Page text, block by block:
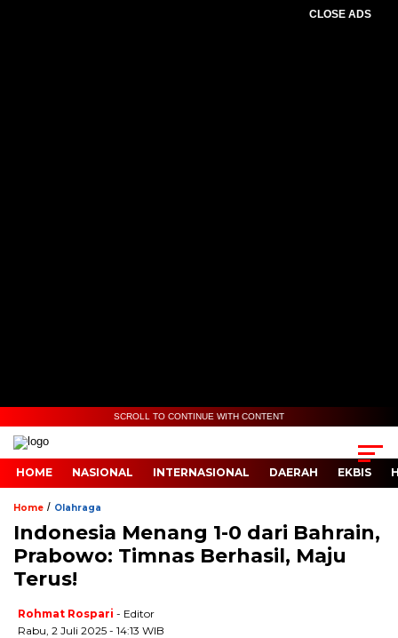
CLOSE ADS
SCROLL TO CONTINUE WITH CONTENT
HOME NASIONAL INTERNASIONAL DAERAH EKBIS
Home / Olahraga
Indonesia Menang 1-0 dari Bahrain,
Prabowo: Timnas Berhasil, Maju
Terus!
Rohmat Rospari - Editor
Rabu, 2 Juli 2025 - 14:13 WIB